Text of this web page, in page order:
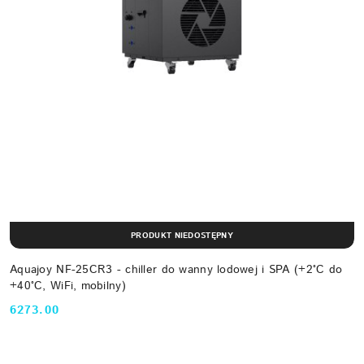
Aquajoy NF-25CR3 - chiller do wanny lodowej i SPA (+2°C do
+40°C, WiFi, mobilny)
Cena:
6273.00
PRODUKT NIEDOSTĘPNY